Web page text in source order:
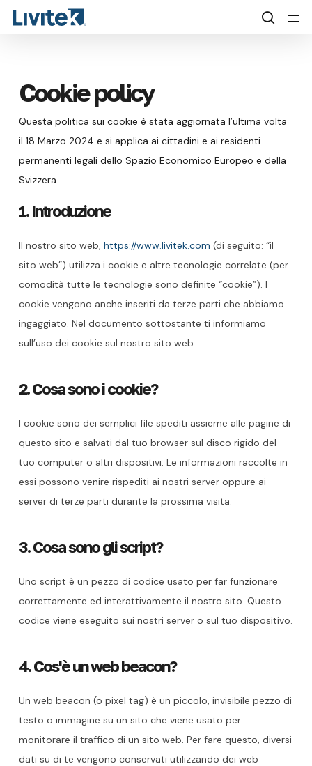
Skip
to
Cookie policy
Questa politica sui cookie è stata aggiornata l’ultima volta
il 18 Marzo 2024 e si applica ai cittadini e ai residenti
permanenti legali dello Spazio Economico Europeo e della
Svizzera.
1. Introduzione
Il nostro sito web, https://www.livitek.com (di seguito: “il
sito web”) utilizza i cookie e altre tecnologie correlate (per
comodità tutte le tecnologie sono definite “cookie”). I
cookie vengono anche inseriti da terze parti che abbiamo
ingaggiato. Nel documento sottostante ti informiamo
sull’uso dei cookie sul nostro sito web.
2. Cosa sono i cookie?
I cookie sono dei semplici file spediti assieme alle pagine di
questo sito e salvati dal tuo browser sul disco rigido del
tuo computer o altri dispositivi. Le informazioni raccolte in
essi possono venire rispediti ai nostri server oppure ai
server di terze parti durante la prossima visita.
3. Cosa sono gli script?
Uno script è un pezzo di codice usato per far funzionare
correttamente ed interattivamente il nostro sito. Questo
codice viene eseguito sui nostri server o sul tuo dispositivo.
4. Cos'è un web beacon?
Un web beacon (o pixel tag) è un piccolo, invisibile pezzo di
testo o immagine su un sito che viene usato per
monitorare il traffico di un sito web. Per fare questo, diversi
dati su di te vengono conservati utilizzando dei web